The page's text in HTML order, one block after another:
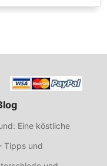
Eine köstliche
Tipps und